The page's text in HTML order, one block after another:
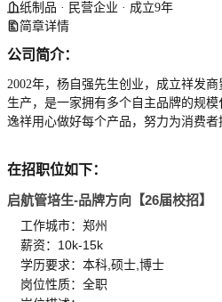
纸制品 · 民营企业 · 成立9年
简章详情
公司简介：
2002年，杨自强先生创业，成立祥发
生产，是一家拥有多个自主品牌的规
逸祥用心做好每个产品，努力为消费
在招职位如下：
启航管培生-品牌方向【26届校招】
工作城市：郑州
薪资：10k-15k
学历要求：本科,硕士,博士
岗位性质：全职